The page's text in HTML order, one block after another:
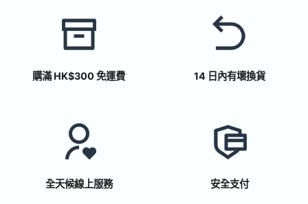
購滿 HK$300 免運費 14 日內有壞換貨
全天候線上服務 安全支付